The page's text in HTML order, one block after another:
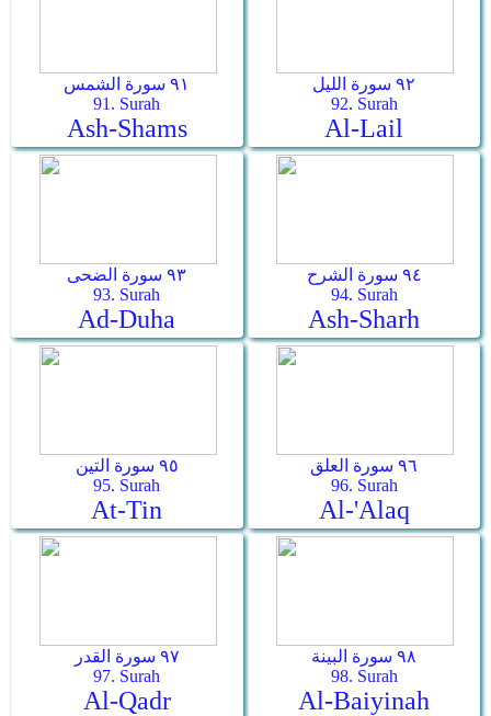
٩١ سورة الشمس
91. Surah
Ash-Shams
٩٢ سورة الليل
92. Surah
Al-Lail
٩٣ سورة الضحى
93. Surah
Ad-Duha
٩٤ سورة الشرح
94. Surah
Ash-Sharh
٩٥ سورة التين
95. Surah
At-Tin
٩٦ سورة العلق
96. Surah
Al-'Alaq
٩٧ سورة القدر
97. Surah
Al-Qadr
٩٨ سورة البينة
98. Surah
Al-Baiyinah